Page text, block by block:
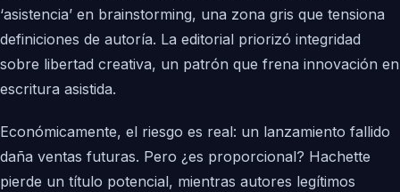
‘asistencia’ en brainstorming, una zona gris que tensiona
definiciones de autoría. La editorial priorizó integridad
sobre libertad creativa, un patrón que frena innovación en
escritura asistida.
Económicamente, el riesgo es real: un lanzamiento fallido
daña ventas futuras. Pero ¿es proporcional? Hachette
pierde un título potencial, mientras autores legítimos